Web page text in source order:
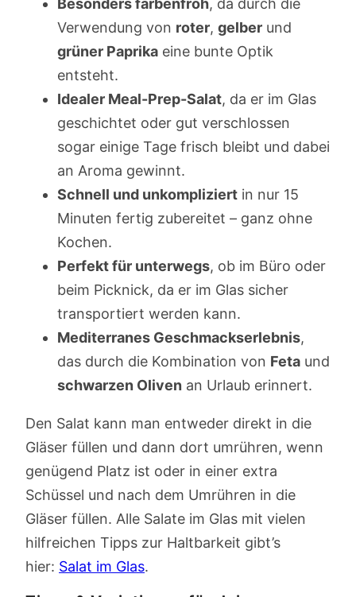
Besonders farbenfroh, da durch die
Verwendung von roter, gelber und
grüner Paprika eine bunte Optik
entsteht.
Idealer Meal-Prep-Salat, da er im Glas
geschichtet oder gut verschlossen
sogar einige Tage frisch bleibt und dabei
an Aroma gewinnt.
Schnell und unkompliziert in nur 15
Minuten fertig zubereitet – ganz ohne
Kochen.
Perfekt für unterwegs, ob im Büro oder
beim Picknick, da er im Glas sicher
transportiert werden kann.
Mediterranes Geschmackserlebnis,
das durch die Kombination von Feta und
schwarzen Oliven an Urlaub erinnert.
Den Salat kann man entweder direkt in die
Gläser füllen und dann dort umrühren, wenn
genügend Platz ist oder in einer extra
Schüssel und nach dem Umrühren in die
Gläser füllen. Alle Salate im Glas mit vielen
hilfreichen Tipps zur Haltbarkeit gibt’s
hier: Salat im Glas.